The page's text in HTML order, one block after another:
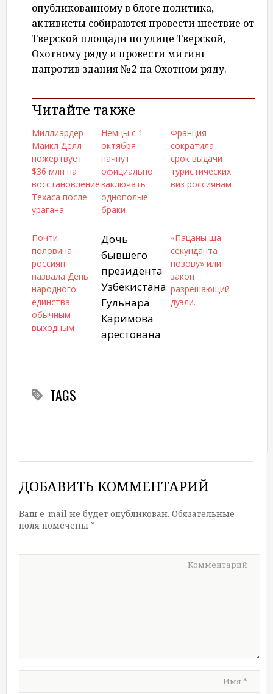
опубликованному в блоге политика,
активисты собираются провести шествие от
Тверской площади по улице Тверской,
Охотному ряду и провести митинг
напротив здания № 2 на Охотном ряду.
Читайте также
Миллиардер
Майкл Делл
пожертвует
$36 млн на
восстановление
Техаса после
урагана
Немцы с 1
октября
начнут
официально
заключать
однополые
браки
Франция
сократила
срок выдачи
туристических
виз россиянам‍
Почти
половина
россиян
назвала День
народного
единства
обычным
выходным
Дочь
бывшего
президента
Узбекистана
Гульнара
Каримова
арестована
«Пацаны ща
секунданта
позову» или
закон
разрешающий
дуэли.
TAGS
ДОБАВИТЬ КОММЕНТАРИЙ
Ваш e-mail не будет опубликован. Обязательные
поля помечены *
Комментарий
Имя*